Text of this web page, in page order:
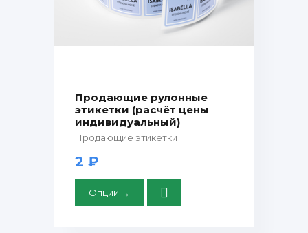
Продающие рулонные
этикетки (расчёт цены
индивидуальный)
Продающие этикетки
2 ₽
Опции →